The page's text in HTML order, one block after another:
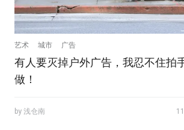
艺术 城市 广告
有人要灭掉户外广告，我忍不住拍
做！
by 浅仓南